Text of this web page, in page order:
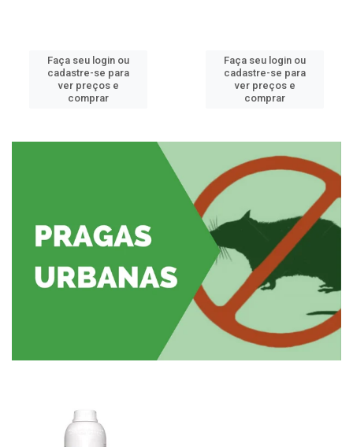
Faça seu login ou
cadastre-se para
ver preços e
comprar
Faça seu login ou
cadastre-se para
ver preços e
comprar